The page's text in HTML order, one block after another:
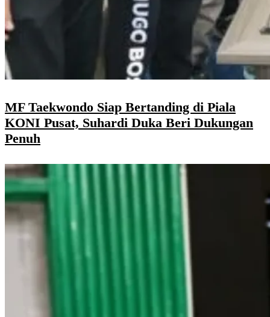
MF Taekwondo Siap Bertanding di Piala
KONI Pusat, Suhardi Duka Beri Dukungan
Penuh